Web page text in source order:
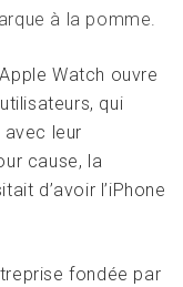
à la pomme.
Watch ouvre
qui
avec leur
cause, la
d’avoir l’iPhone
fondée par